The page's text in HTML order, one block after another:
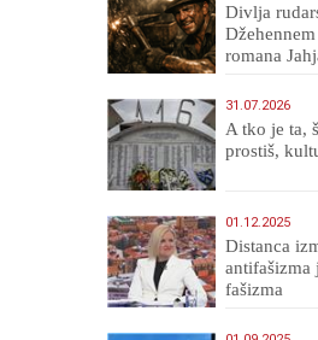
Divlja
romana
31.07.2026
A tko je ta,
prostiš,
01.12.2025
Distanca
antifašizma
fašizma